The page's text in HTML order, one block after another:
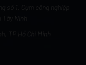
số 1, Cụm công nghiệp
Ninh
TP Hồ Chí Minh